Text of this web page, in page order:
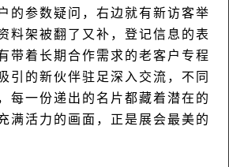
的参数疑问，右边就有新访客举
料架被翻了又补，登记信息的表
带着长期合作需求的老客户专程
引的新伙伴驻足深入交流，不同
每一份递出的名片都藏着潜在的
满活力的画面，正是展会最美的